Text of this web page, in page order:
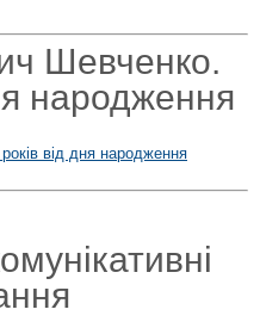
Шевченко.
народження
від дня народження